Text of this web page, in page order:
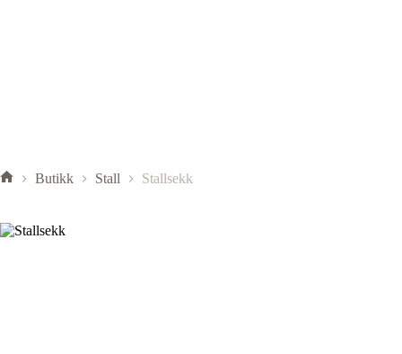
Butikk Stall Stallsekk